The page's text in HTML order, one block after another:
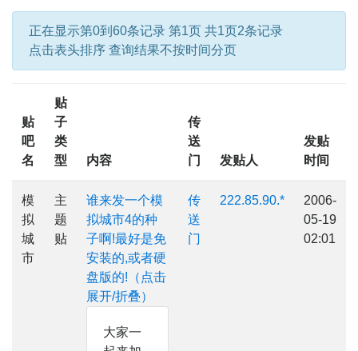
正在显示第0到60条记录 第1页 共1页2条记录
点击表头排序 查询结果不按时间分页
贴
吧
名
贴
子
类
型
内容
传
送
门
发贴人
发贴
时间
模
拟
城
市
主
题
贴
谁来发一个模
拟城市4的种
子啊!最好是免
安装的,或者硬
盘版的!（点击
展开/折叠）
大家一
传
送
门
222.85.90.*
2006-
05-19
02:01